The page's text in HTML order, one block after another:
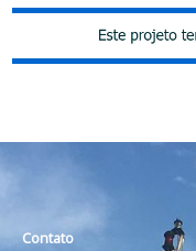
Contato